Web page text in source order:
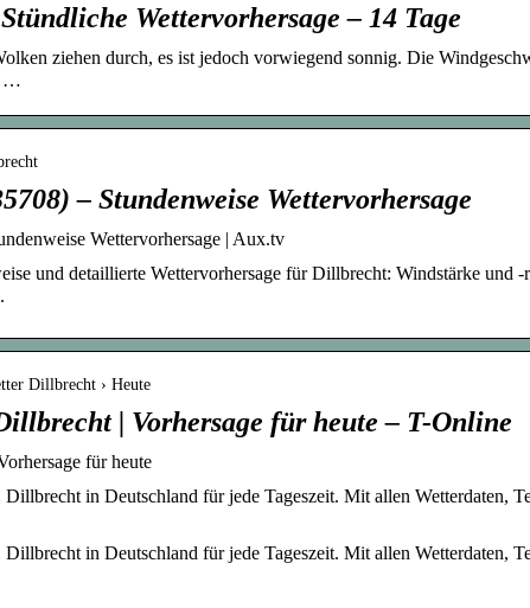
Wettervorhersage – 14 Tage
ziehen durch, es ist jedoch vorwiegend sonnig. Die
…
– Stundenweise Wettervorhersage
Wettervorhersage | Aux.tv
und detaillierte Wettervorhersage für Dillbrecht: Windstärke und
Dillbrecht › Heute
| Vorhersage für heute – T-Online
für heute
in Deutschland für jede Tageszeit. Mit allen Wetterdaten,
in Deutschland für jede Tageszeit. Mit allen Wetterdaten,